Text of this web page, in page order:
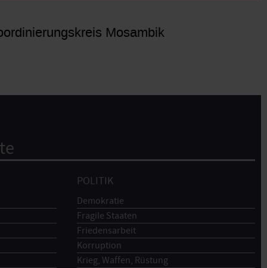
Mosambik
POLITIK
Demokratie
Fragile Staaten
Friedensarbeit
Korruption
Krieg, Waffen, Rüstung